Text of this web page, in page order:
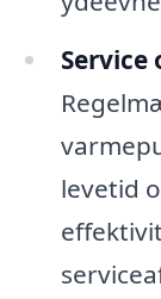
Service
levetid